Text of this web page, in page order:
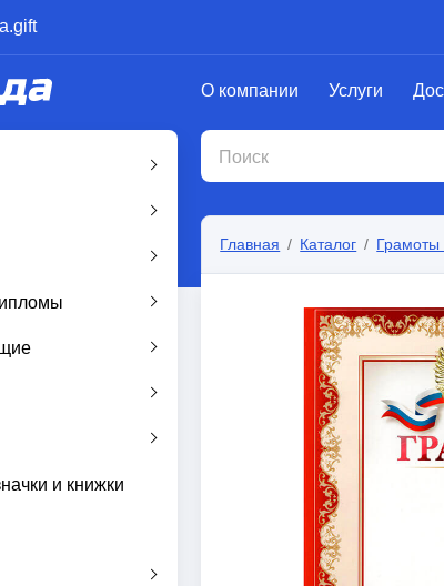
О компании Услуги
и книжки
Главная Каталог